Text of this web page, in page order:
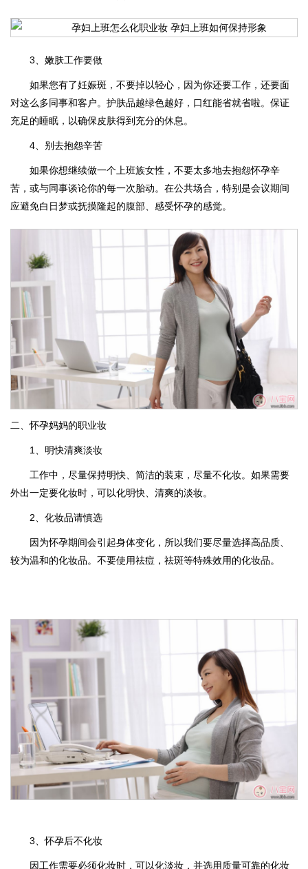
3、嫩肤工作要做
如果您有了妊娠斑，不要掉以轻心，因为你还要工作，还要面
对这么多同事和客户。护肤品越绿色越好，口红能省就省啦。保证
充足的睡眠，以确保皮肤得到充分的休息。
4、别去抱怨辛苦
如果你想继续做一个上班族女性，不要太多地去抱怨怀孕辛
苦，或与同事谈论你的每一次胎动。在公共场合，特别是会议期间
应避免白日梦或抚摸隆起的腹部、感受怀孕的感觉。
二、怀孕妈妈的职业妆
1、明快清爽淡妆
工作中，尽量保持明快、简洁的装束，尽量不化妆。如果需要
外出一定要化妆时，可以化明快、清爽的淡妆。
2、化妆品请慎选
因为怀孕期间会引起身体变化，所以我们要尽量选择高品质、
较为温和的化妆品。不要使用祛痘，祛斑等特殊效用的化妆品。
3、怀孕后不化妆
因工作需要必须化妆时，可以化淡妆，并选用质量可靠的化妆